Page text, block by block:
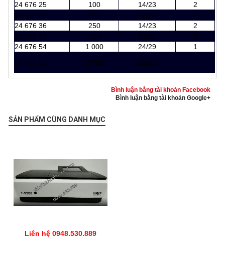
24 676 25
100 14/23
2
24 676 32
200 14/23
2
24 676 36
250 14/23
2
24 676 44
500 19/26
2
24 676 54
1 000 24/29
1
24 676 63
2 000 29/32
1
Bình luận bằng tài khoản Facebook
Bình luận bằng tài khoản Google+
SẢN PHẨM CÙNG DANH MỤC
Liên hệ 0948.530.889